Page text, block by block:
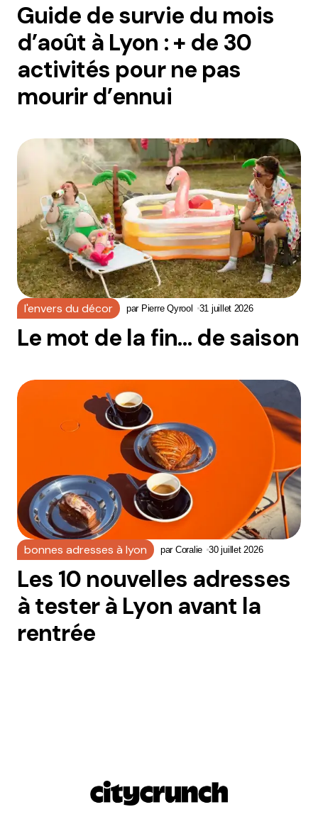
Guide de survie du mois
d’août à Lyon : + de 30
activités pour ne pas
mourir d’ennui
l'envers du décor par Pierre Qyrool 31 juillet 2026
Le mot de la fin… de saison
bonnes adresses à lyon par Coralie 30 juillet 2026
Les 10 nouvelles adresses
à tester à Lyon avant la
rentrée